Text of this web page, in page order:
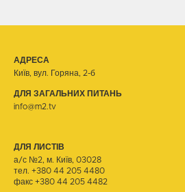
АДРЕСА
Київ, вул. Горяна, 2-б
ДЛЯ ЗАГАЛЬНИХ ПИТАНЬ
info@m2.tv
ДЛЯ ЛИСТІВ
а/с №2, м. Київ, 03028
тел. +380 44 205 4480
факс +380 44 205 4482